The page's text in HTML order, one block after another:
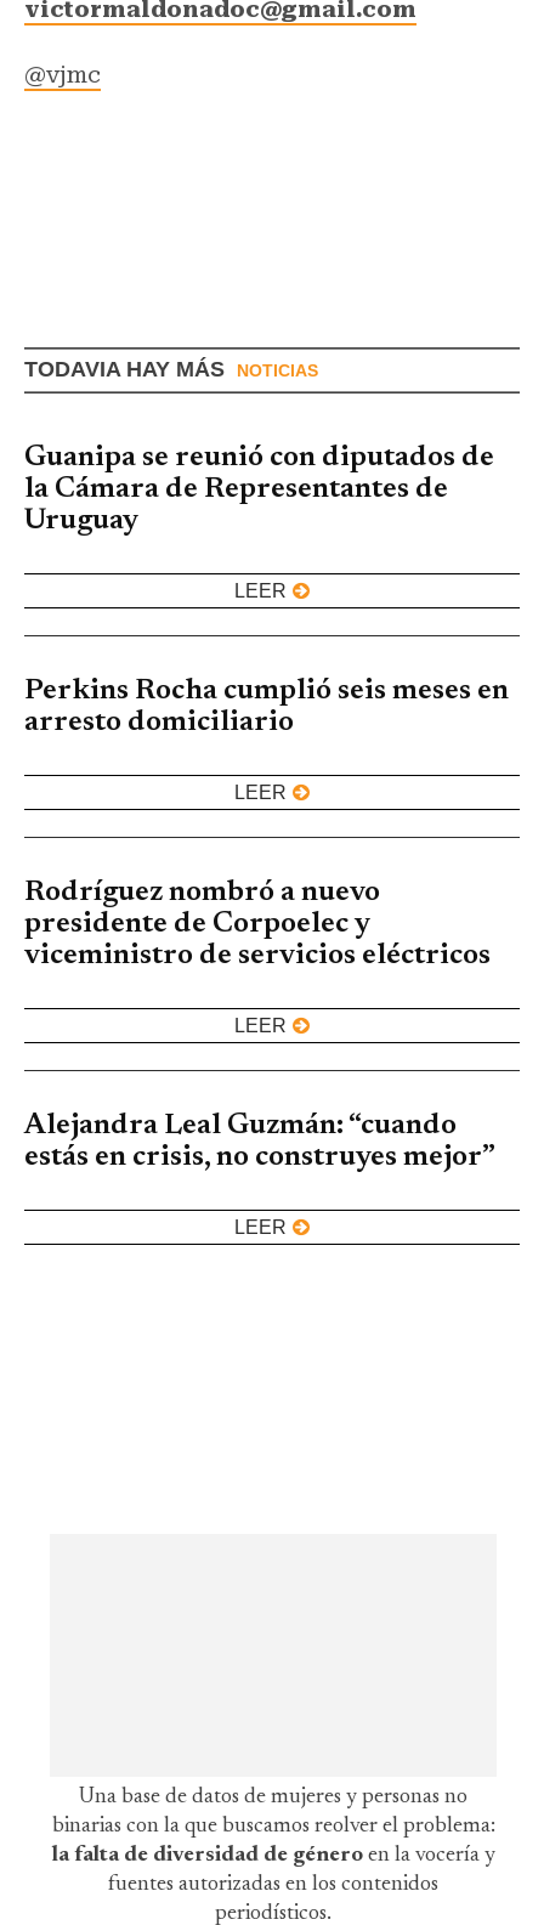
victormaldonadoc@gmail.com
@vjmc
TODAVIA HAY MÁS NOTICIAS
Guanipa se reunió con diputados de
la Cámara de Representantes de
Uruguay
LEER
Perkins Rocha cumplió seis meses en
arresto domiciliario
LEER
Rodríguez nombró a nuevo
presidente de Corpoelec y
viceministro de servicios eléctricos
LEER
Alejandra Leal Guzmán: “cuando
estás en crisis, no construyes mejor”
LEER
Una base de datos de mujeres y personas no
binarias con la que buscamos reolver el problema:
la falta de diversidad de género en la vocería y
fuentes autorizadas en los contenidos
periodísticos.